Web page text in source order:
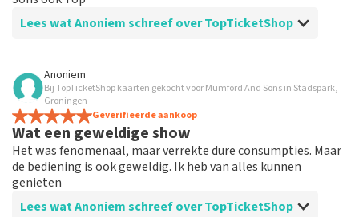
Lees wat Anoniem schreef over TopTicketShop
Beoordeling van Anoniem over
Topshow
Het was erg goed geregeld top dus!! Op naar het
volgende concert
Anoniem
Bij TopTicketShop kaarten gekocht voor Mumford And Sons in Stadspark,
Groningen
Geverifieerde aankoop
Wat een geweldige show
Het was fenomenaal, maar verrekte dure consumpties. Maar
de bediening is ook geweldig. Ik heb van alles kunnen
genieten
Lees wat Anoniem schreef over TopTicketShop